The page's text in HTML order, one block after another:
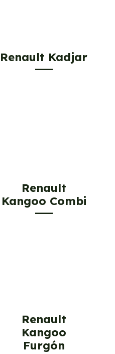
Renault Kadjar
Renault
Kangoo Combi
Renault
Kangoo
Furgón